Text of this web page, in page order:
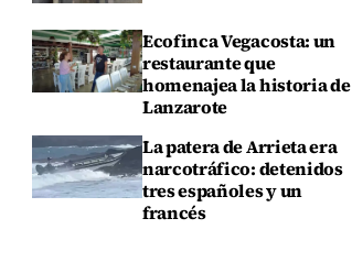
Ecofinca Vegacosta: un
restaurante que
homenajea la historia de
Lanzarote
La patera de Arrieta era
narcotráfico: detenidos
tres españoles y un
francés